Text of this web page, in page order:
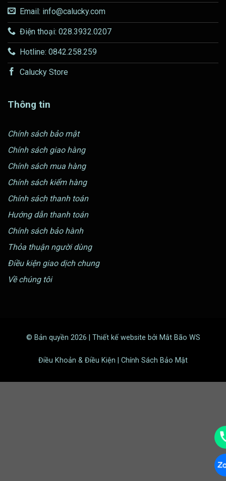
Email: info@calucky.com
Điện thoại: 028.3932.0207
Hotline: 0842.258.259
Calucky Store
Thông tin
Chính sách bảo mật
Chính sách giao hàng
Chính sách mua hàng
Chính sách kiểm hàng
Chính sách thanh toán
Hướng dẫn thanh toán
Chính sách bảo hành
Thỏa thuận người dùng
Điều kiện giao dịch chung
Về chúng tôi
© Bản quyền 2026 | Thiết kế website bởi Mắt Bão WS
Điều Khoản & Điều Kiện | Chính Sách Bảo Mật